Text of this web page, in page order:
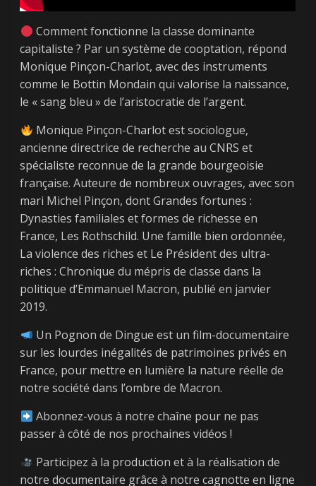
Comment fonctionne la classe dominante
capitaliste ? Par un système de cooptation, répond
Monique Pinçon-Charlot, avec des instruments
comme le Bottin Mondain qui valorise la naissance,
le « sang bleu » de l’aristocratie de l’argent.
Monique Pinçon-Charlot est sociologue,
ancienne directrice de recherche au CNRS et
spécialiste reconnue de la grande bourgeoisie
française. Auteure de nombreux ouvrages, avec son
mari Michel Pinçon, dont Grandes fortunes :
Dynasties familiales et formes de richesse en
France, Les Rothschild. Une famille bien ordonnée,
La violence des riches et Le Président des ultra-
riches : Chronique du mépris de classe dans la
politique d’Emmanuel Macron, publié en janvier
2019.
Un Pognon de Dingue est un film-documentaire
sur les lourdes inégalités de patrimoines privés en
France, pour mettre en lumière la nature réelle de
notre société dans l’ombre de Macron.
Abonnez-vous à notre chaîne pour ne pas
passer à côté de nos prochaines vidéos !
Participez à la production et à la réalisation de
notre documentaire grâce à notre cagnotte en ligne
← Previous
[Vidéo]
Présidentielle :
Retour sur la
candidat de la